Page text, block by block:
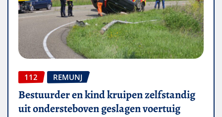
112 REMUNJ
Bestuurder en kind kruipen zelfstandig
uit ondersteboven geslagen voertuig